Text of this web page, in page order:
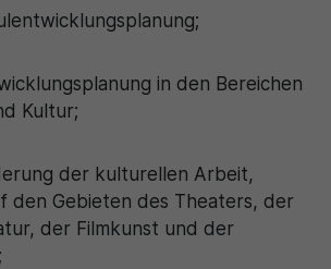
in den Bereichen
Kultur;
der kulturellen Arbeit,
den Gebieten des Theaters, der
der Filmkunst und der